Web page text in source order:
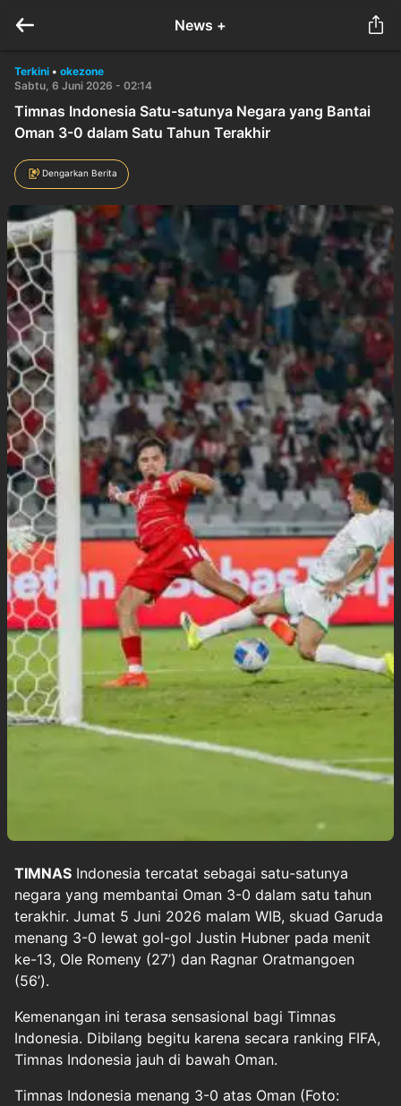
News +
Terkini • okezone
Sabtu, 6 Juni 2026 - 02:14
Timnas Indonesia Satu-satunya Negara yang Bantai
Oman 3-0 dalam Satu Tahun Terakhir
Dengarkan Berita
TIMNAS Indonesia tercatat sebagai satu-satunya
negara yang membantai Oman 3-0 dalam satu tahun
terakhir. Jumat 5 Juni 2026 malam WIB, skuad Garuda
menang 3-0 lewat gol-gol Justin Hubner pada menit
ke-13, Ole Romeny (27’) dan Ragnar Oratmangoen
(56’).
Kemenangan ini terasa sensasional bagi Timnas
Indonesia. Dibilang begitu karena secara ranking FIFA,
Timnas Indonesia jauh di bawah Oman.
Timnas Indonesia menang 3-0 atas Oman (Foto: